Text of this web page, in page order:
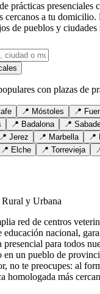
prácticas presenciales
cercanos a tu
de pueblos y ciudades
con plazas de
📍 Móstoles 📍
📍 Badalona 📍
📍 Jerez 📍 Marbella 📍
📍 Elche 📍 Torrevieja
y Urbana
red de centros
educación nacional,
para todos
en un pueblo de
no te preocupes: al
homologada más